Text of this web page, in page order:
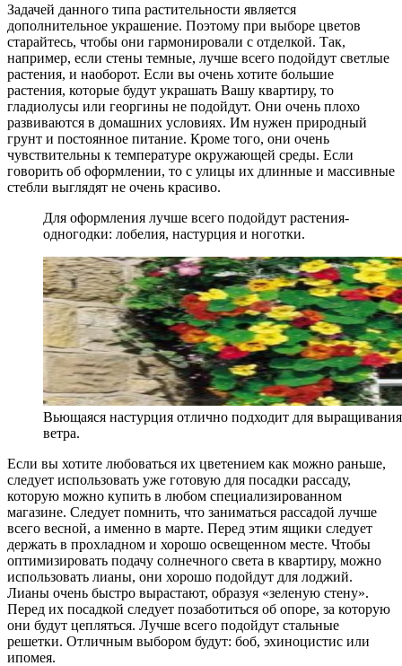
Задачей данного типа растительности является
дополнительное украшение. Поэтому при выборе цветов
старайтесь, чтобы они гармонировали с отделкой. Так,
например, если стены темные, лучше всего подойдут светлые
растения, и наоборот. Если вы очень хотите большие
растения, которые будут украшать Вашу квартиру, то
гладиолусы или георгины не подойдут. Они очень плохо
развиваются в домашних условиях. Им нужен природный
грунт и постоянное питание. Кроме того, они очень
чувствительны к температуре окружающей среды. Если
говорить об оформлении, то с улицы их длинные и массивные
стебли выглядят не очень красиво.
Для оформления лучше всего подойдут растения-
одногодки: лобелия, настурция и ноготки.
Вьющаяся настурция отлично подходит для
ветра.
Если вы хотите любоваться их цветением как можно раньше,
следует использовать уже готовую для посадки рассаду,
которую можно купить в любом специализированном
магазине. Следует помнить, что заниматься рассадой лучше
всего весной, а именно в марте. Перед этим ящики следует
держать в прохладном и хорошо освещенном месте. Чтобы
оптимизировать подачу солнечного света в квартиру, можно
использовать лианы, они хорошо подойдут для лоджий.
Лианы очень быстро вырастают, образуя «зеленую стену».
Перед их посадкой следует позаботиться об опоре, за которую
они будут цепляться. Лучше всего подойдут стальные
решетки. Отличным выбором будут: боб, эхиноцистис или
ипомея.